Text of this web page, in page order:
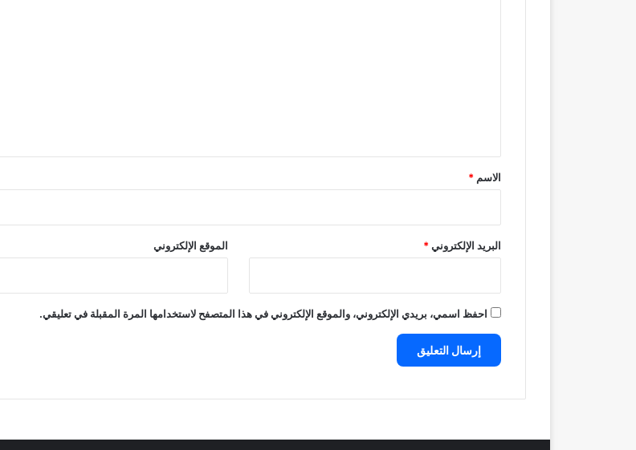
*
الاسم *
البريد الإلكتروني* الموقع الإلكتروني
احفظ اسمي، بريدي الإلكتروني، والموقع الإلكتروني في هذا المتصفح لاستخدامها المرة المقبلة في تعليقي.